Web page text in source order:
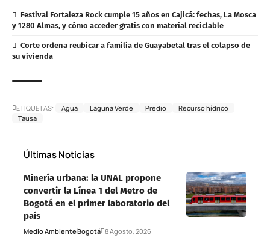
Festival Fortaleza Rock cumple 15 años en Cajicá: fechas, La Mosca
y 1280 Almas, y cómo acceder gratis con material reciclable
Corte ordena reubicar a familia de Guayabetal tras el colapso de
su vivienda
ETIQUETAS: Agua Laguna Verde Predio
Recurso hídrico
Tausa
Últimas Noticias
Minería urbana: la UNAL propone
convertir la Línea 1 del Metro de
Bogotá en el primer laboratorio del
país
Medio AmbienteBogotá 8 Agosto, 2026